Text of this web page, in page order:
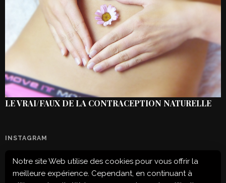
LE VRAI/FAUX DE LA CONTRACEPTION NATURELLE
INSTAGRAM
Configuration error or no pictures...
Notre site Web utilise des cookies pour vous offrir la
meilleure expérience. Cependant, en continuant à